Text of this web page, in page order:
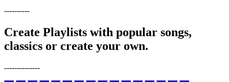
----------
Create Playlists with popular songs,
classics or create your own.
--------------